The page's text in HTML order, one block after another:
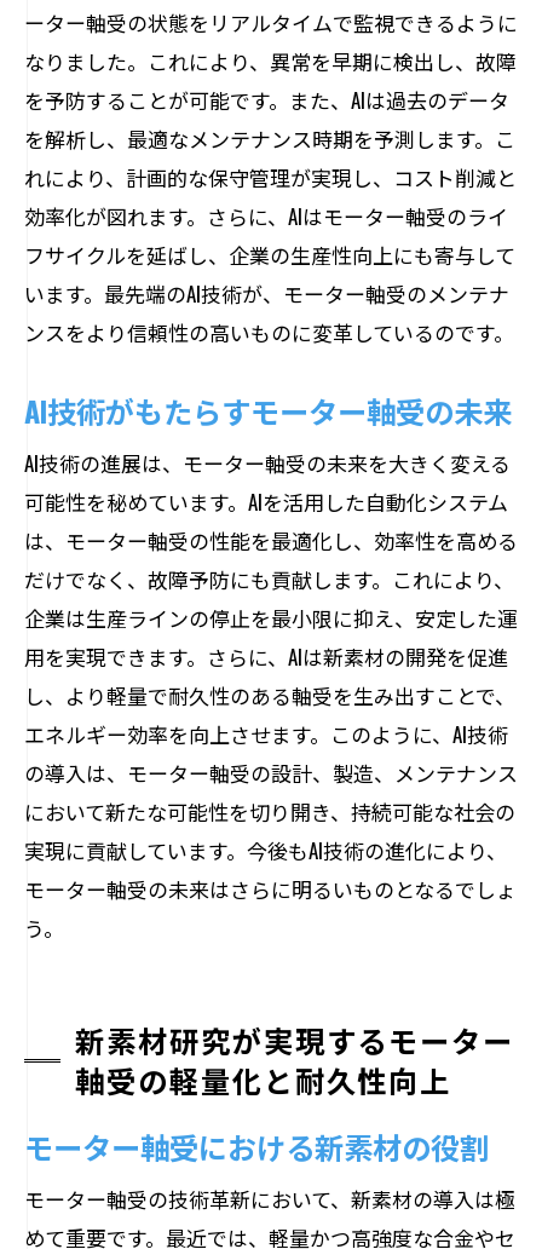
ーター軸受の状態をリアルタイムで監視できるように
なりました。これにより、異常を早期に検出し、故障
を予防することが可能です。また、AIは過去のデータ
を解析し、最適なメンテナンス時期を予測します。こ
れにより、計画的な保守管理が実現し、コスト削減と
効率化が図れます。さらに、AIはモーター軸受のライ
フサイクルを延ばし、企業の生産性向上にも寄与して
います。最先端のAI技術が、モーター軸受のメンテナ
ンスをより信頼性の高いものに変革しているのです。
AI技術がもたらすモーター軸受の未来
AI技術の進展は、モーター軸受の未来を大きく変える
可能性を秘めています。AIを活用した自動化システム
は、モーター軸受の性能を最適化し、効率性を高める
だけでなく、故障予防にも貢献します。これにより、
企業は生産ラインの停止を最小限に抑え、安定した運
用を実現できます。さらに、AIは新素材の開発を促進
し、より軽量で耐久性のある軸受を生み出すことで、
エネルギー効率を向上させます。このように、AI技術
の導入は、モーター軸受の設計、製造、メンテナンス
において新たな可能性を切り開き、持続可能な社会の
実現に貢献しています。今後もAI技術の進化により、
モーター軸受の未来はさらに明るいものとなるでしょ
う。
新素材研究が実現するモーター
軸受の軽量化と耐久性向上
モーター軸受における新素材の役割
モーター軸受の技術革新において、新素材の導入は極
めて重要です。最近では、軽量かつ高強度な合金やセ